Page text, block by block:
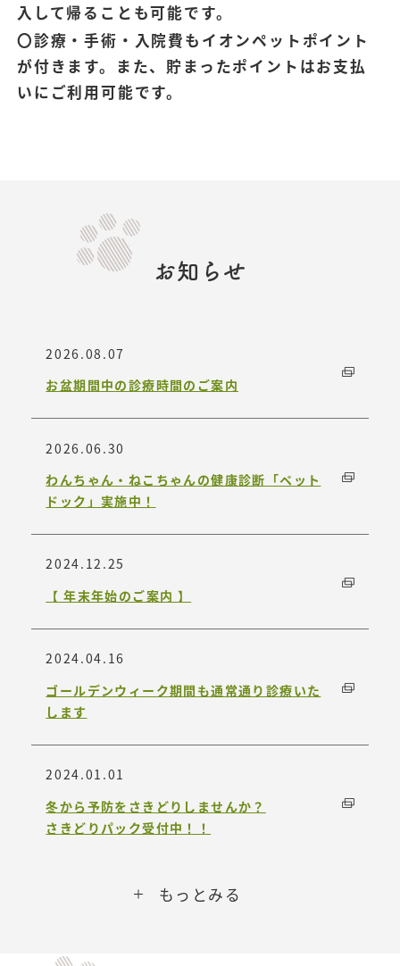
入して帰ることも可能です。
〇診療・手術・入院費もイオンペットポイント
が付きます。また、貯まったポイントはお支払
いにご利用可能です。
お知らせ
2026.08.07
お盆期間中の診療時間のご案内
2026.06.30
わんちゃん・ねこちゃんの健康診断「ペット
ドック」実施中！
2024.12.25
【 年末年始のご案内 】
2024.04.16
ゴールデンウィーク期間も通常通り診療いた
します
2024.01.01
冬から予防をさきどりしませんか？
さきどりパック受付中！！
もっとみる